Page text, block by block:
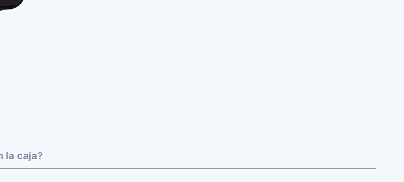
la caja?